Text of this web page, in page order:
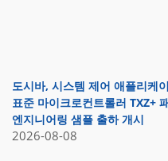
도시바, 시스템 제어 애플리케
표준 마이크로컨트롤러 TXZ+
엔지니어링 샘플 출하 개시
2026-08-08